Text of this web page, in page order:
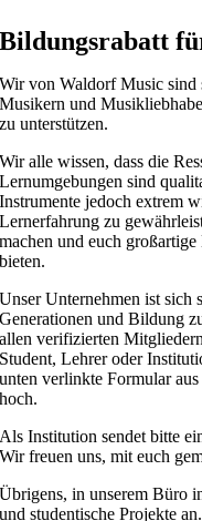
Bildungsrabatt
Wir von Waldorf Music sind
Musikern und
zu unterstützen.
Wir alle wissen, dass die
Lernumgebungen sind
Instrumente jedoch extrem
Lernerfahrung zu
machen und euch
bieten.
Unser Unternehmen ist sich
Generationen und Bildung
allen verifizierten
Student, Lehrer oder
unten verlinkte Formular
hoch.
Als Institution sendet bitte
Wir freuen uns, mit euch
Übrigens, in unserem Büro
und studentische Projekte